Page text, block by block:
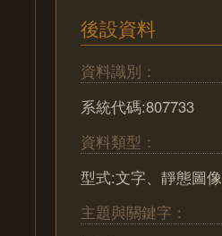
後設資料
資料識別：
系統代碼:807733
資料類型：
型式:文字、靜態圖像
主題與關鍵字：